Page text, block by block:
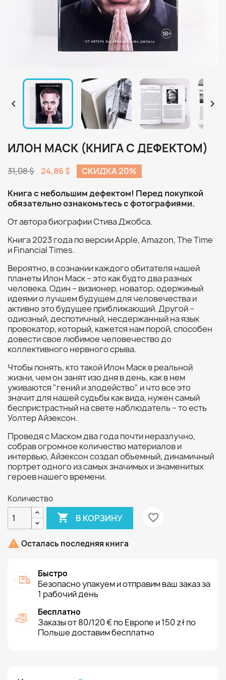
 
ИЛОН МАСК (КНИГА С ДЕФЕКТОМ)
31,08 $ 24,86 $
СКИДКА 20%
Книга с небольшим дефектом! Перед покупкой
обязательно ознакомьтесь с фотографиями.
От автора биографии Стива Джобса.
Книга 2023 года по версии Apple, Amazon, The Time
и Financial Times.
Вероятно, в сознании каждого обитателя нашей
планеты Илон Маск – это как будто два разных
человека. Один – визионер, новатор, одержимый
идеями о лучшем будущем для человечества и
активно это будущее приближающий. Другой –
одиозный, деспотичный, несдержанный на язык
провокатор, который, кажется нам порой, способен
довести свое любимое человечество до
коллективного нервного срыва.
Чтобы понять, кто такой Илон Маск в реальной
жизни, чем он занят изо дня в день, как в нем
уживаются "гений и злодейство" и что все это
значит для нашей судьбы как вида, нужен самый
беспристрастный на свете наблюдатель – то есть
Уолтер Айзексон.
Проведя с Маском два года почти неразлучно,
собрав огромное количество материалов и
интервью, Айзексон создал объемный, динамичный
портрет одного из самых значимых и знаменитых
героев нашего времени.
Количество
 В КОРЗИНУ favorite_border
 Осталась последняя книга
Быстро
Безопасно упакуем и отправим ваш заказ за
1 рабочий день
Бесплатно
Заказы от 80/120 € по Европе и 150 zł по
Польше доставим бесплатно